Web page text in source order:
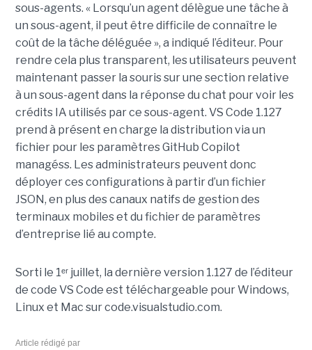
sous-agents. « Lorsqu’un agent délègue une tâche à
un sous-agent, il peut être difficile de connaître le
coût de la tâche déléguée », a indiqué l’éditeur. Pour
rendre cela plus transparent, les utilisateurs peuvent
maintenant passer la souris sur une section relative
à un sous-agent dans la réponse du chat pour voir les
crédits IA utilisés par ce sous-agent. VS Code 1.127
prend à présent en charge la distribution via un
fichier pour les paramètres GitHub Copilot
managéss. Les administrateurs peuvent donc
déployer ces configurations à partir d’un fichier
JSON, en plus des canaux natifs de gestion des
terminaux mobiles et du fichier de paramètres
d’entreprise lié au compte.
Sorti le 1ᵉʳ juillet, la dernière version 1.127 de l’éditeur
de code VS Code est téléchargeable pour Windows,
Linux et Mac sur code.visualstudio.com.
Article rédigé par